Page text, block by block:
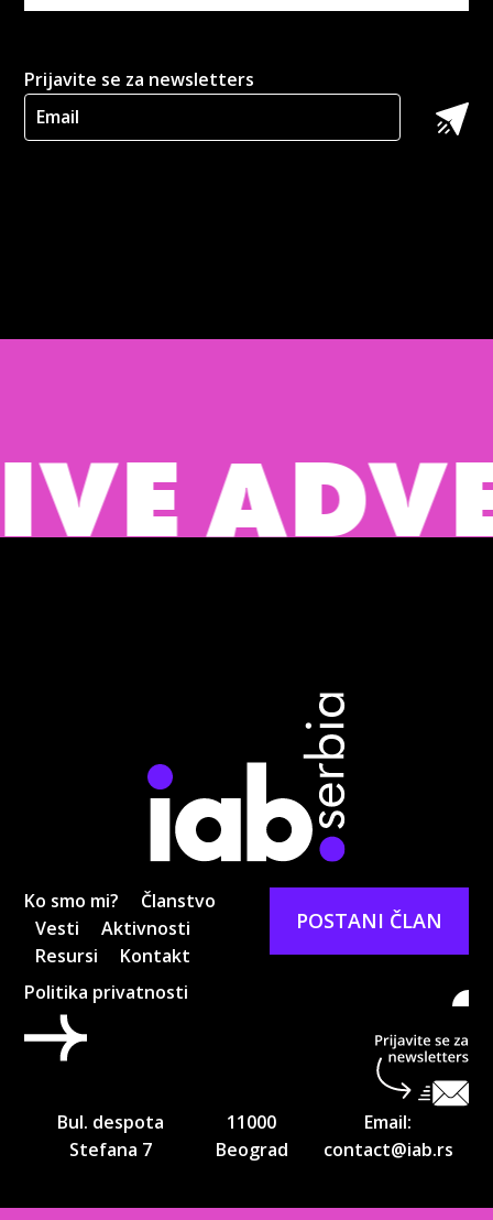
Prijavite se za newsletters
Ko smo mi?
Članstvo
Vesti
Aktivnosti
Resursi
Kontakt
Politika privatnosti
POSTANI ČLAN
Bul. despota
Stefana 7
11000
Beograd
Email:
contact@iab.rs